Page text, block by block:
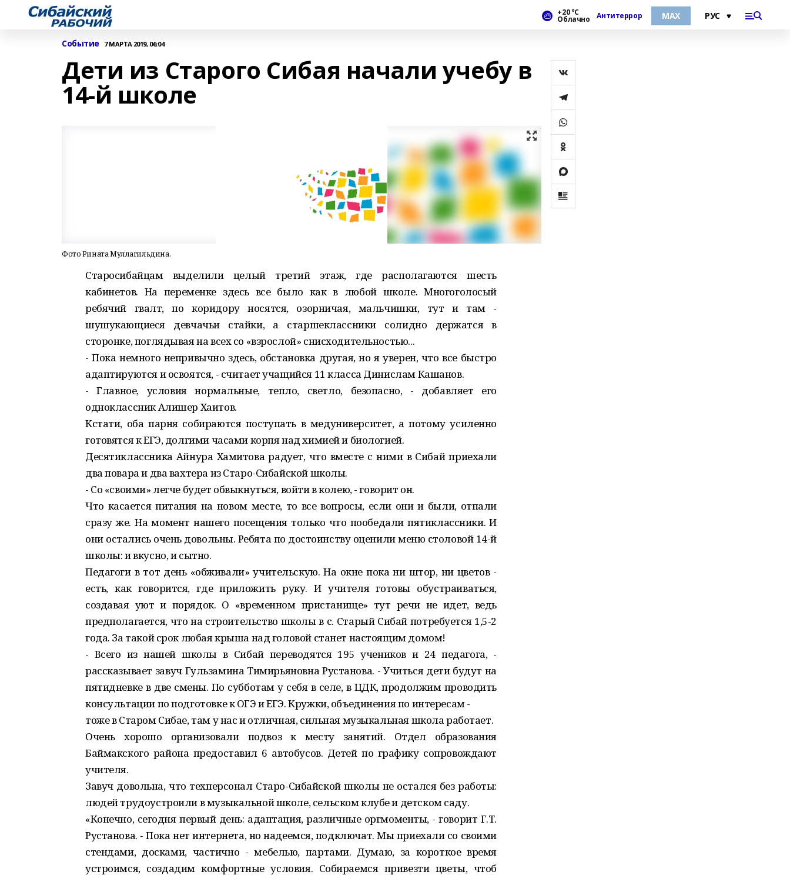
+20 °С
Облачно Антитеррор МАХ
Событие 7 МАРТА 2019, 06:04
Дети из Старого Сибая начали учебу в
14-й школе
Фото Рината Муллагильдина.
Старосибайцам выделили целый третий этаж, где располагаются шесть
кабинетов. На переменке здесь все было как в любой школе. Многоголосый
ребячий гвалт, по коридору носятся, озорничая, мальчишки, тут и там -
шушукающиеся девчачьи стайки, а старше­классники солидно держатся в
сторонке, поглядывая на всех со «взрослой» снисходительностью...
- Пока немного непривычно здесь, обстановка другая, но я уверен, что все быстро
адаптируются и освоятся, - считает учащийся 11 класса Динислам Кашанов.
- Главное, условия нормальные, тепло, светло, безопасно, - добавляет его
одноклассник Алишер Хаитов.
Кстати, оба парня собираются поступать в медуниверситет, а потому усиленно
готовятся к ЕГЭ, долгими часами корпя над химией и биологией.
Десятиклассника Айнура Хамитова радует, что вместе с ними в Сибай приехали
два повара и два вахтера из Старо-Сибайской школы.
- Со «своими» легче будет обвыкнуться, войти в колею, - говорит он.
Что касается питания на новом месте, то все вопросы, если они и были, отпали
сразу же. На момент нашего посещения только что пообедали пятиклассники. И
они остались очень довольны. Ребята по достоинству оценили меню столовой 14-й
школы: и вкусно, и сытно.
Педагоги в тот день «обживали» учительскую. На окне пока ни штор, ни цветов -
есть, как говорится, где приложить руку. И учителя готовы обустраиваться,
создавая уют и порядок. О «временном пристанище» тут речи не идет, ведь
предполагается, что на строительство школы в с. Старый Сибай потребуется 1,5-2
года. За такой срок любая крыша над головой станет настоящим домом!
- Всего из нашей школы в Сибай переводятся 195 учеников и 24 педагога, -
рассказывает завуч Гульзамина Тимирьяновна Рустанова. - Учиться дети будут на
пятидневке в две смены. По субботам у себя в селе, в ЦДК, продолжим проводить
консультации по подготовке к ОГЭ и ЕГЭ. Кружки, объединения по интересам -
тоже в Старом Сибае, там у нас и отличная, сильная музыкальная школа работает.
Очень хорошо организовали подвоз к месту занятий. Отдел образования
Баймакского района предоставил 6 автобусов. Детей по графику сопровождают
учителя.
Завуч довольна, что техперсонал Старо-Сибайской школы не остался без работы:
людей трудоустроили в музыкальной школе, сельском клубе и детском саду.
«Конечно, сегодня первый день: адаптация, различные оргмоменты, - говорит Г.Т.
Рустанова. - Пока нет интернета, но надеемся, подключат. Мы приехали со своими
стендами, досками, частично - мебелью, партами. Думаю, за короткое время
устроимся, создадим комфортные условия. Собираемся привезти цветы, чтоб